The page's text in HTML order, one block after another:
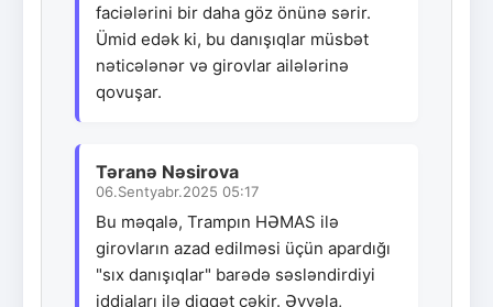
faciələrini bir daha göz önünə sərir.
Ümid edək ki, bu danışıqlar müsbət
nəticələnər və girovlar ailələrinə
qovuşar.
Təranə Nəsirova
06.Sentyabr.2025 05:17
Bu məqalə, Trampın HƏMAS ilə
girovların azad edilməsi üçün apardığı
"sıx danışıqlar" barədə səsləndirdiyi
iddiaları ilə diqqət çəkir. Əvvəla,